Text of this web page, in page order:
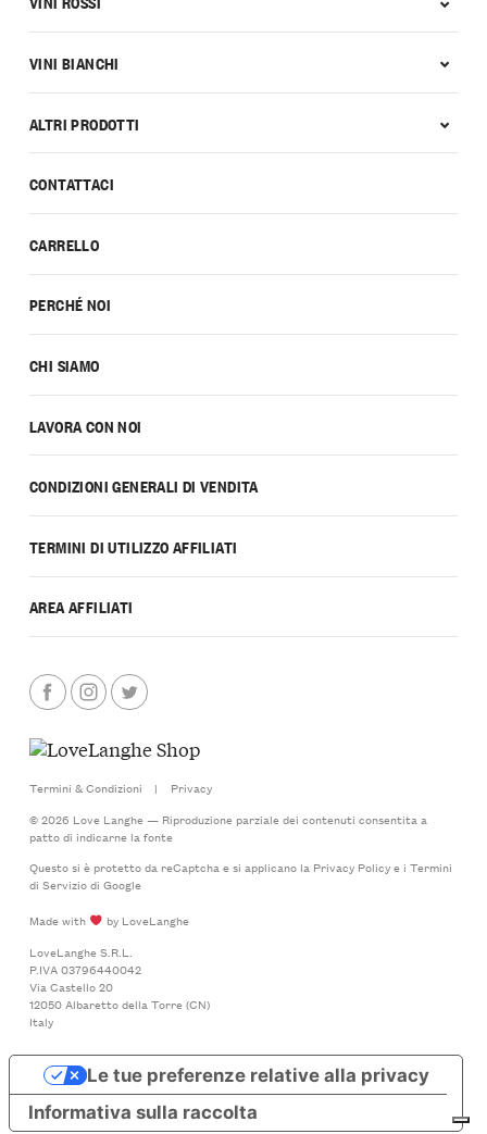
CONTATTACI
CARRELLO
PERCHÉ NOI
CHI SIAMO
LAVORA CON NOI
CONDIZIONI GENERALI DI VENDITA
TERMINI DI UTILIZZO AFFILIATI
AREA AFFILIATI
VINI BIANCHI
ALTRI PRODOTTI
Termini & Condizioni |
Privacy
© 2026 Love Langhe — Riproduzione parziale dei contenuti consentita a
patto di indicarne la fonte
Questo si è protetto da reCaptcha e si applicano la Privacy Policye i Termini
di Serviziodi Google
Made with
by LoveLanghe
LoveLanghe S.R.L.
P.IVA 03796440042
Via Castello 20
12050 Albaretto della Torre (CN)
Italy
Informativa sulla raccolta
Le tue preferenze relative alla privacy